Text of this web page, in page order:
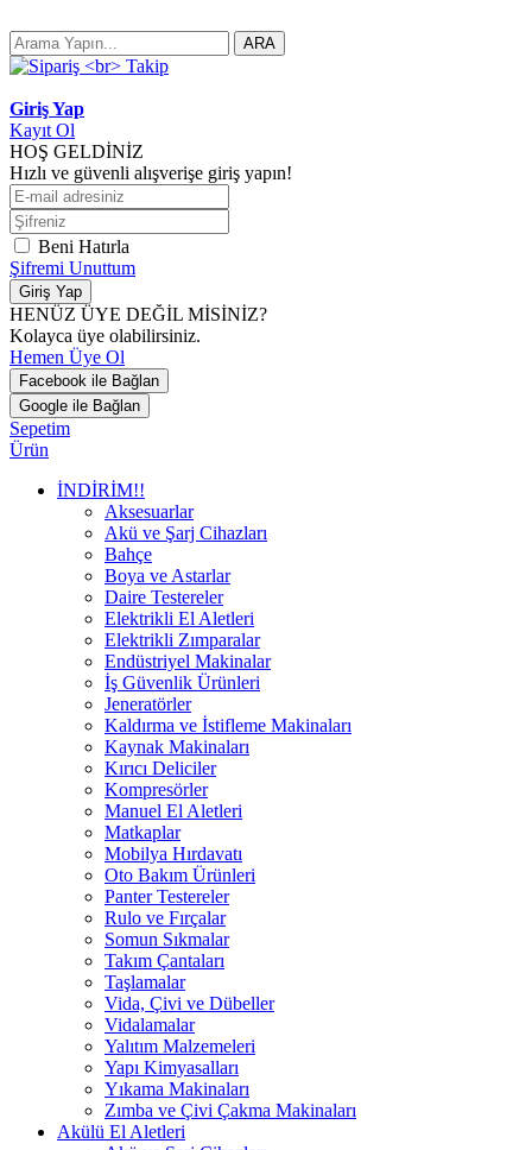
ARA
Giriş Yap
Kayıt Ol
HOŞ GELDİNİZ
Hızlı ve güvenli alışverişe giriş yapın!
Beni Hatırla
Şifremi Unuttum
Giriş Yap
HENÜZ ÜYE DEĞİL MİSİNİZ?
Kolayca üye olabilirsiniz.
Hemen Üye Ol
Facebook ile Bağlan
Google ile Bağlan
Sepetim
Ürün
İNDİRİM!!
Aksesuarlar
Akü ve Şarj Cihazları
Bahçe
Boya ve Astarlar
Daire Testereler
Elektrikli El Aletleri
Elektrikli Zımparalar
Endüstriyel Makinalar
İş Güvenlik Ürünleri
Jeneratörler
Kaldırma ve İstifleme Makinaları
Kaynak Makinaları
Kırıcı Deliciler
Kompresörler
Manuel El Aletleri
Matkaplar
Mobilya Hırdavatı
Oto Bakım Ürünleri
Panter Testereler
Rulo ve Fırçalar
Somun Sıkmalar
Takım Çantaları
Taşlamalar
Vida, Çivi ve Dübeller
Vidalamalar
Yalıtım Malzemeleri
Yapı Kimyasalları
Yıkama Makinaları
Zımba ve Çivi Çakma Makinaları
Akülü El Aletleri